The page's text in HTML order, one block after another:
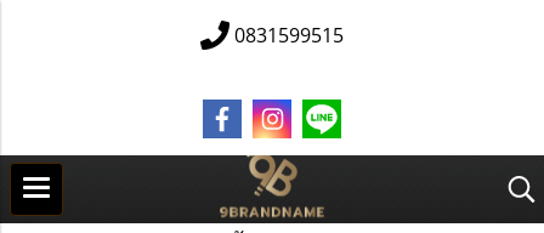
0831599515